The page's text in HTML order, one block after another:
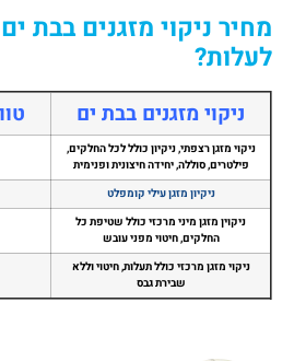
מחיר ניקוי מזגנים בבת
לעלות?
ניקוי מזגנים בבת ים
ניקוי מזגן רצפתי, ניקיון כולל לכל החלקים,
פילטרים, סוללה, יחידה חיצונית ופנימית
ניקיון מזגן עילי קומפלט
ניקוין מזגן מיני מרכזי כולל שטיפת כל
החלקים, חיטוי מפני עובש
ניקוי מזגן מרכזי כולל תעלות, חיטוי וללא
שבירת גבס